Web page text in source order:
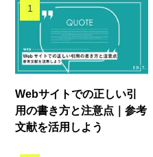
Webサイトでの正しい引
用の書き方と注意点｜参考
文献を活用しよう